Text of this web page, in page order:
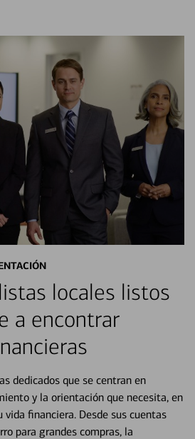
locales listos
a encontrar
dedicados que se centran en
y la orientación que necesita, en
financiera. Desde sus cuentas
para grandes compras, la